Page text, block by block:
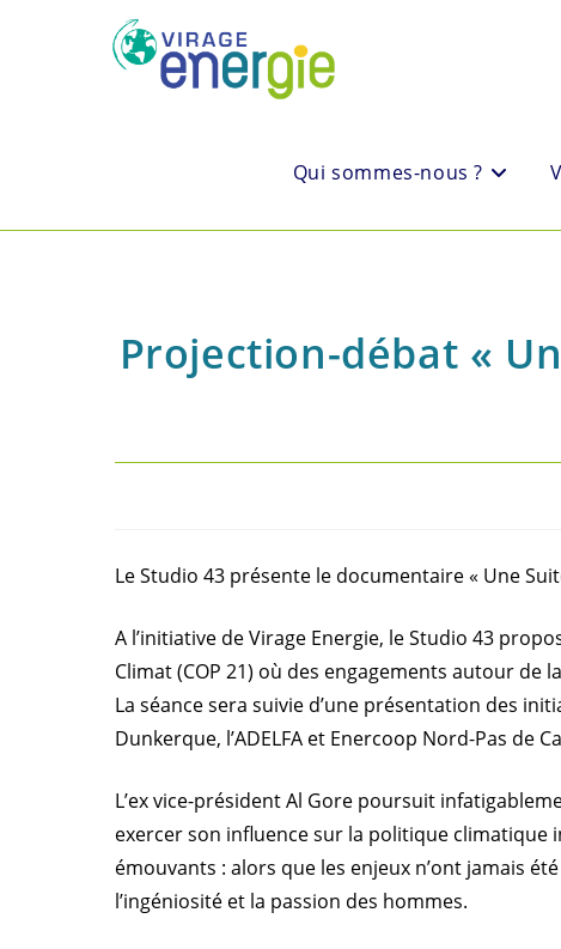
Qui sommes-nous ?
Projection-débat «
Le Studio 43 présente le documentaire « Une
A l’initiative de Virage Energie, le Studio 43
Climat (COP 21) où des engagements autour de
La séance sera suivie d’une présentation des
Dunkerque, l’ADELFA et Enercoop Nord-Pas de
L’ex vice-président Al Gore poursuit
exercer son influence sur la politique climatique
émouvants : alors que les enjeux n’ont jamais
l’ingéniosité et la passion des hommes.